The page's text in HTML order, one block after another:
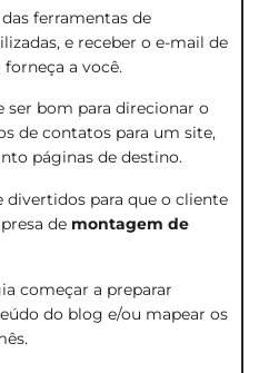
ferramentas de
e receber o e-mail de
a você.
bom para direcionar o
de contatos para um site,
páginas de destino.
divertidos para que o cliente
de montagem de
começar a preparar
do blog e/ou mapear os